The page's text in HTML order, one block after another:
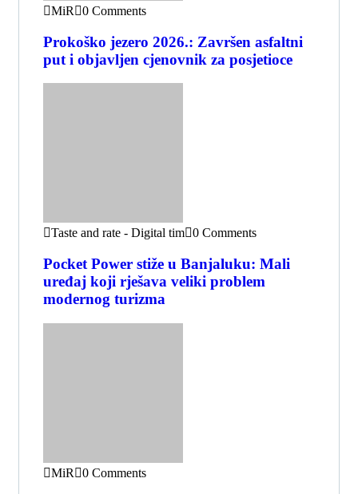
MiR 0 Comments
Prokoško jezero 2026.: Završen asfaltni
put i objavljen cjenovnik za posjetioce
Taste and rate - Digital tim 0 Comments
Pocket Power stiže u Banjaluku: Mali
uređaj koji rješava veliki problem
modernog turizma
MiR 0 Comments